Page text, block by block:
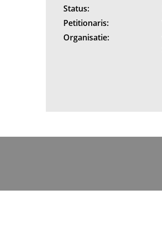
Status:
Petitionaris:
Organisatie: